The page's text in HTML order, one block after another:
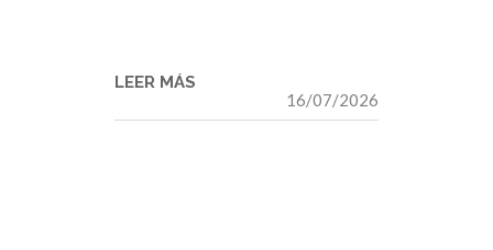
LEER MÁS
16/07/2026